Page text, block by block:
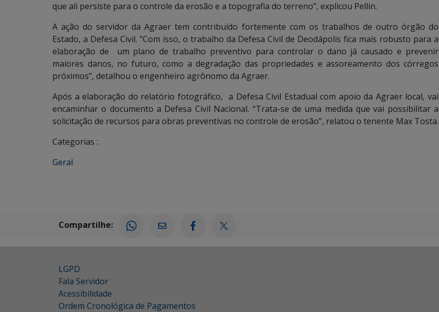
que ali persiste para o controle da erosão e a topografia do terreno”, explicou Pellin.
A ação do servidor da Agraer tem contribuído fortemente com os trabalhos de outro órgão do
Estado, a Defesa Civil. “Com isso, o trabalho da Defesa Civil de Deodápolis fica mais robusto para a
elaboração de um plano de trabalho preventivo para controlar o dano já causado e prevenir
maiores danos, no futuro, como a degradação das propriedades e assoreamento dos córregos
próximos”, detalhou o engenheiro agrônomo da Agraer.
Após a elaboração do relatório fotográfico, a Defesa Civil Estadual com apoio da Agraer local, vai
encaminhar o documento a Defesa Civil Nacional. “Trata-se de uma medida que vai possibilitar a
solicitação de recursos para obras preventivas no controle de erosão”, relatou o tenente Max Tosta.
Categorias :
Geral
Compartilhe:
LGPD
Fala Servidor
Acessibilidade
Ordem Cronológica de Pagamentos